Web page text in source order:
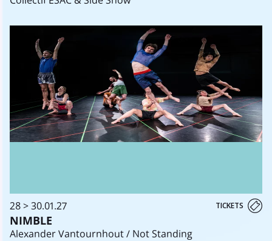
28 > 30.01.27 TICKETS
NIMBLE
Alexander Vantournhout / Not Standing